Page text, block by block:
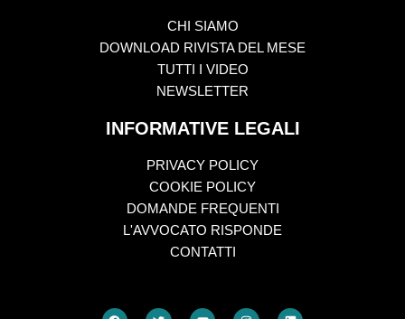
CHI SIAMO
DOWNLOAD RIVISTA DEL MESE
TUTTI I VIDEO
NEWSLETTER
INFORMATIVE LEGALI
PRIVACY POLICY
COOKIE POLICY
DOMANDE FREQUENTI
L'AVVOCATO RISPONDE
CONTATTI